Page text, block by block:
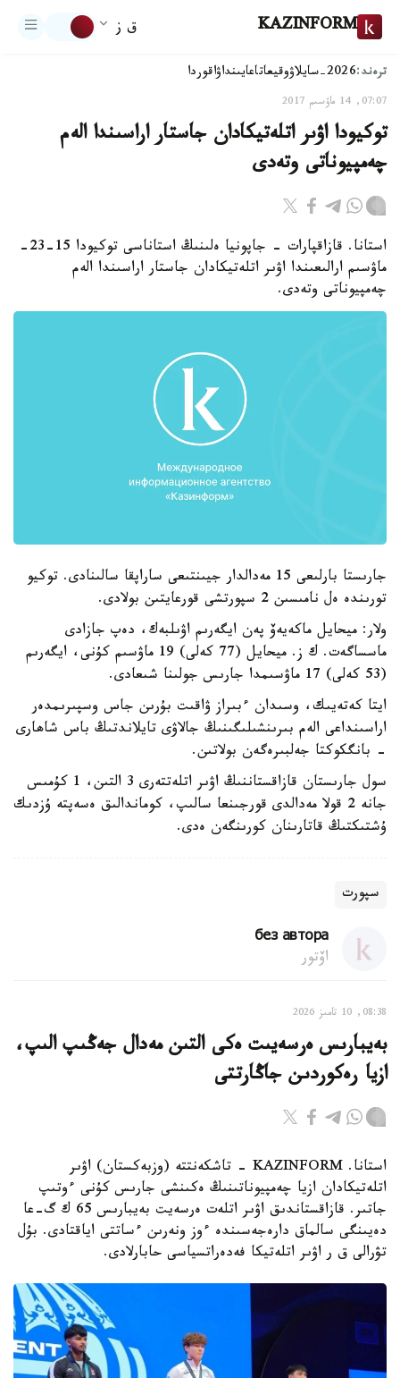
KAZINFORM ق ز
ترەند:2026-سايلاۋ وقيعاتاعايىنداۋاقوردا
07:07, 14 ماۋسىم 2017
توكيودا اۋىر اتلەتيكادان جاستار اراسىندا الەم
چەمپيوناتى وتەدى
استانا. قازاقپارات - جاپونيا ەلىنىڭ استاناسى توكيودا 15-23-
ماۋسىم ارالىعىندا اۋىر اتلەتيكادان جاستار اراسىندا الەم
چەمپيوناتى وتەدى.
جارىستا بارلىعى 15 مەدالدار جيىنتىعى ساراپقا سالىنادى. توكيو
تورىندە ەل نامىسىن 2 سپورتشى قورعايتىن بولادى.
ولار: ميحايل ماكەيەۆ پەن ايگەرىم اۋىلبەك، دەپ جازادى
ماسساگەت. ك ز. ميحايل (77 كەلى) 19 ماۋسىم كۇنى، ايگەرىم
(53 كەلى) 17 ماۋسىمدا جارىس جولىنا شىعادى.
ايتا كەتەيىك، وسىدان ءبىراز ۋاقىت بۇرىن جاس وسپىرىمدەر
اراسىنداعى الەم بىرىنشىلىگىنىڭ جالاۋى تايلاندتىڭ باس شاھارى
- بانگكوكتا جەلبىرەگەن بولاتىن.
سول جارىستان قازاقستاننىڭ اۋىر اتلەتتەرى 3 التىن، 1 كۇمىس
جانە 2 قولا مەدالدى قورجىنعا سالىپ، كوماندالىق ەسەپتە ۇزدىك
ۇشتىكتىڭ قاتارىنان كورىنگەن ەدى.
سپورت
без автора
اۆتور
08:38, 10 تامىز 2026
بەيبارىس ەرسەيىت ەكى التىن مەدال جەڭىپ الىپ،
ازيا رەكوردىن جاڭارتتى
استانا. KAZINFORM - تاشكەنتتە (وزبەكستان) اۋىر
اتلەتيكادان ازيا چەمپيوناتىنىڭ ەكىنشى جارىس كۇنى ءوتىپ
جاتىر. قازاقستاندىق اۋىر اتلەت ەرسەيت بەيبارىس 65 ك گ-عا
دەيىنگى سالماق دارەجەسىندە ءوز ونەرىن ءساتتى اياقتادى. بۇل
تۋرالى ق ر اۋىر اتلەتيكا فەدەراتسياسى حابارلادى.